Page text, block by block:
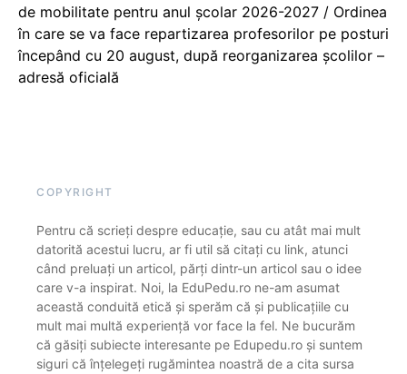
de mobilitate pentru anul școlar 2026-2027 / Ordinea
în care se va face repartizarea profesorilor pe posturi
începând cu 20 august, după reorganizarea școlilor –
adresă oficială
COPYRIGHT
Pentru că scrieți despre educație, sau cu atât mai mult
datorită acestui lucru, ar fi util să citați cu link, atunci
când preluați un articol, părți dintr-un articol sau o idee
care v-a inspirat. Noi, la EduPedu.ro ne-am asumat
această conduită etică și sperăm că și publicațiile cu
mult mai multă experiență vor face la fel. Ne bucurăm
că găsiți subiecte interesante pe Edupedu.ro și suntem
siguri că înțelegeți rugămintea noastră de a cita sursa